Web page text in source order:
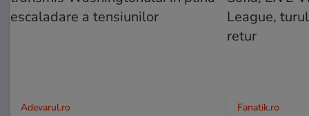
Adevarul.ro Fanatik.ro